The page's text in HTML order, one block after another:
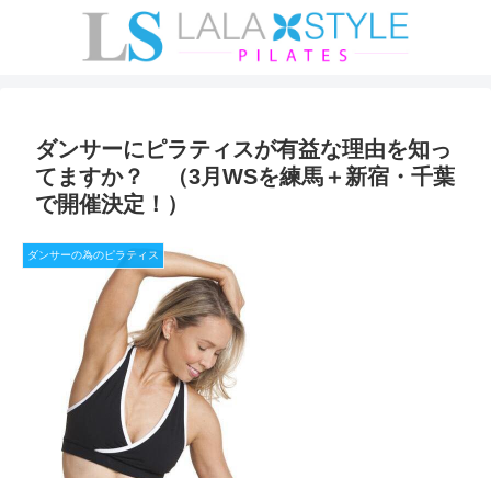
ダンサーにピラティスが有益な理由を知っ
てますか？ （3月WSを練馬＋新宿・千葉
で開催決定！）
ダンサーの為のピラティス